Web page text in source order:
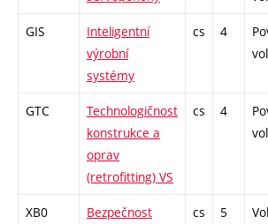
GIS
Inteligentní
výrobní
systémy
cs 4
GTC
Technologičnost
konstrukce a
oprav
(retrofitting) VS
cs 4
XB0
Bezpečnost
cs 5